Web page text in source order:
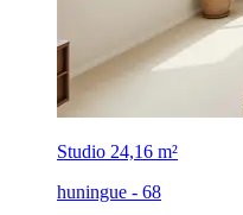
Studio 24,16 m²
huningue - 68